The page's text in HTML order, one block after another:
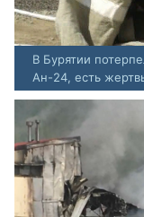
В Бурятии
Ан-24, есть